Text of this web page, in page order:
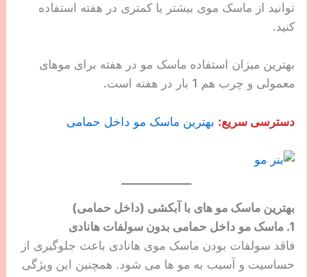
توانید از ماسک موی بیشتر یا کمتری در هفته استفاده
کنید.
بهترین میزان استفاده ماسک مو در هفته برای موهای
معمولی و چرب هم 1 بار در هفته است.
دسترسی سریع: بهترین ماسک مو داخل حمامی
بهترین ماسک مو های با آبکشی (داخل حمامی)
1. ماسک مو داخل حمامی بدون سولفات هانادی
فاقد سولفات بودن ماسک موی هانادی باعث جلوگیری از
حساسیت و آسیب به مو ها می شود. همچنین این ویژگی